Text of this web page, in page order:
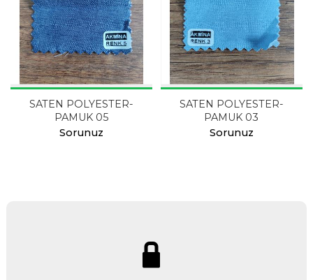
SATEN POLYESTER-
PAMUK 05
Sorunuz
SATEN POLYESTER-
PAMUK 03
Sorunuz